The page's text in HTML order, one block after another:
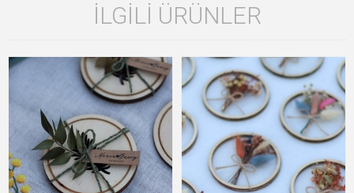
İLGILI ÜRÜNLER